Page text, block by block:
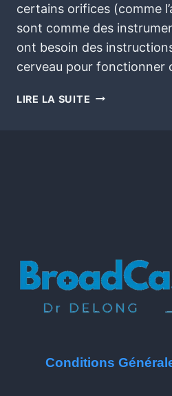
certains orifices (comme
sont comme des
ont besoin des
cerveau pour fonctionner
LIRE LA SUITE
Conditions